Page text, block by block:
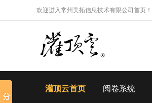
欢迎进入常州美拓信息技术有限公司首页！
灌顶云首页 阅卷系统